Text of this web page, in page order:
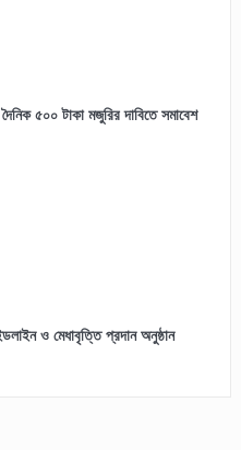
৫০০ টাকা মজুরির দাবিতে সমাবেশ
ও মেধাবৃত্তি প্রদান অনুষ্ঠান